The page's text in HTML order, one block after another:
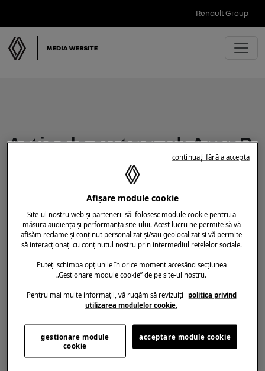
Renault Group
Articole cu tag-ul: AmpR
Afișare module cookie
Site-ul nostru web și partenerii săi folosesc module cookie pentru a
măsura audiența și performanța site-ului. Acest lucru ne permite să vă
afișăm reclame și conținut personalizat și/sau geolocalizat și vă permite
să interacționați cu conținutul nostru prin intermediul rețelelor sociale.
Puteți schimba opțiunile în orice moment accesând secțiunea
„Gestionare module cookie” de pe site-ul nostru.
Pentru mai multe informații, vă rugăm să revizuiți politica privind
utilizarea modulelor cookie.
acceptare module cookie
gestionare module
cookie
continuați fără a accepta